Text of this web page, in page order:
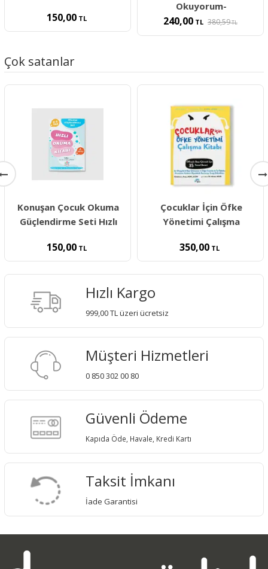
150,00 TL
Okuyorum-
240,00 TL 380,59TL
Çok satanlar
Konuşan Çocuk Okuma
Güçlendirme Seti Hızlı
150,00 TL
Çocuklar İçin Öfke
Yönetimi Çalışma
350,00 TL
Hızlı Kargo
999,00 TL üzeri ücretsiz
Müşteri Hizmetleri
0 850 302 00 80
Güvenli Ödeme
Kapıda Öde, Havale, Kredi Kartı
Taksit İmkanı
İade Garantisi